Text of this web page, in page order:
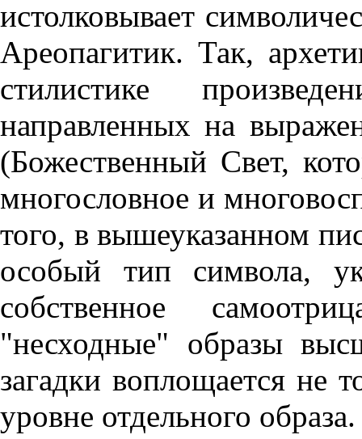
истолковывает
Ареопагитик. Так,
стилистике
направленных на
(Божественный Свет,
многословное и
того, в вышеуказанном
особый тип символа,
собственное
"несходные" образы
загадки воплощается не
уровне отдельного образа.